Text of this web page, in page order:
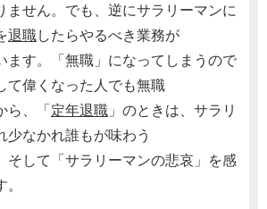
ません。でも、逆にサラリーマンに
退職したらやるべき業務が
ます。「無職」になってしまうので
て偉くなった人でも無職
ら、「定年退職 」のときは、サラリ
少なかれ誰もが味わう
そして「サラリーマンの悲哀」を感